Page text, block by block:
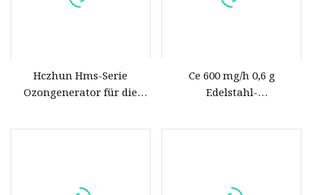
Hczhun Hms-Serie
Ozongenerator für die
Ce 600 mg/h 0,6 g
Edelstahl-